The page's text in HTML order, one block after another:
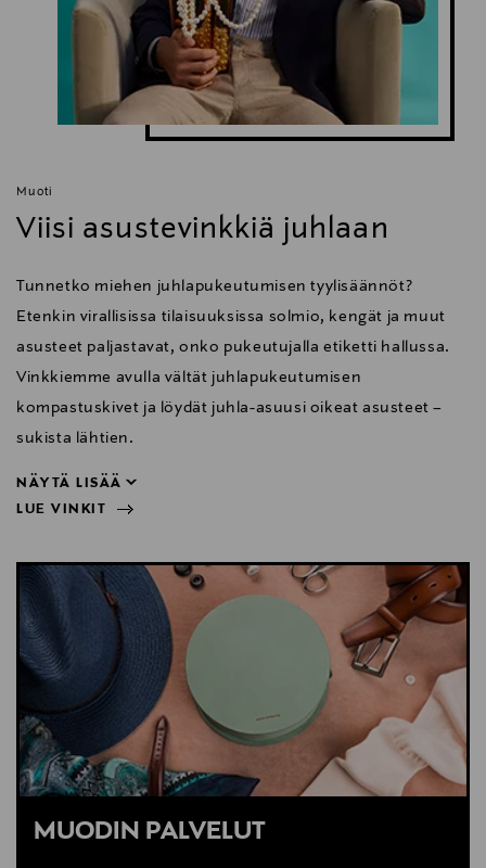
Muoti
Viisi asustevinkkiä juhlaan
Tunnetko miehen juhlapukeutumisen tyylisäännöt?
Etenkin virallisissa tilaisuuksissa solmio, kengät ja muut
asusteet paljastavat, onko pukeutujalla etiketti hallussa.
Vinkkiemme avulla vältät juhlapukeutumisen
kompastuskivet ja löydät juhla-asuusi oikeat asusteet –
sukista lähtien.
NÄYTÄ LISÄÄ
LUE VINKIT
NÄYTÄ VÄHEMMÄN
LUE VINKIT
MUODIN PALVELUT